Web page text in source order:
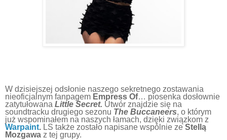
W dzisiejszej odsłonie naszego sekretnego zostawania
nieoficjalnym fanpagem Empress Of… piosenka dosłownie
zatytułowana Little Secret. Utwór znajdzie się na
soundtracku drugiego sezonu The Buccaneers, o którym
już wspominałem na naszych łamach, dzięki związkom z
Warpaint. LS także zostało napisane wspólnie zeStellą
Mozgawa z tej grupy.